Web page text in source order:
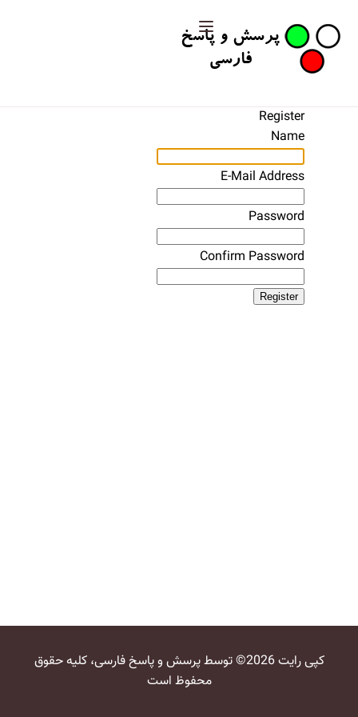
Register
Name
E-Mail Address
Password
Confirm Password
Register
کپی رایت 2026© توسط پرسش و پاسخ فارسی، کلیه حقوق
محفوظ است